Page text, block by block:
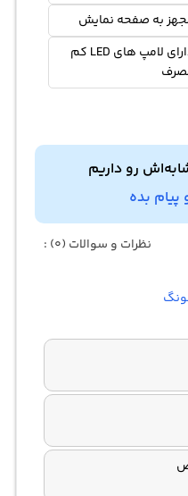
به صفحه نمایش
دارای لامپ های LED کم
رو داریم
بده
نظرات و سوالات (0) :